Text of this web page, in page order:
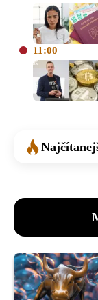
11:00